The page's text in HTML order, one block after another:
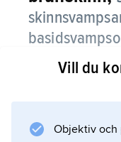
Den bildar
kant.
Vill du
Objektiv och